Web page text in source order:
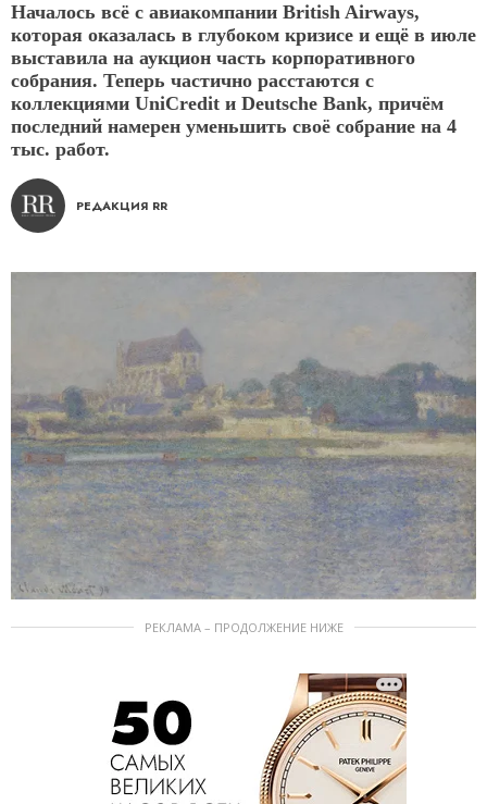
Началось всё с авиакомпании British Airways,
которая оказалась в глубоком кризисе и ещё в июле
выставила на аукцион часть корпоративного
собрания. Теперь частично расстаются с
коллекциями UniCredit и Deutsche Bank, причём
последний намерен уменьшить своё собрание на 4
тыс. работ.
РЕДАКЦИЯ RR
РЕКЛАМА – ПРОДОЛЖЕНИЕ НИЖЕ